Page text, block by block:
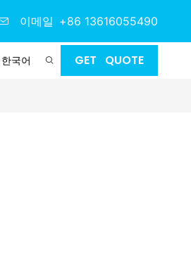
이메일 +86 13616055490
한국어 GET QUOTE